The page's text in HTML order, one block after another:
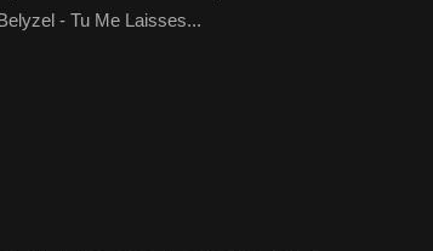
- Tu Me Laisses...